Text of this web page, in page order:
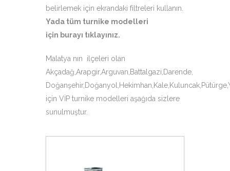
belirlemek için ekrandaki filtreleri kullanın.
Yada tüm turnike modelleri
için burayı tıklayınız.
Malatya nın ilçeleri olan
Akçadağ,Arapgir,Arguvan,Battalgazi,Darende,
için VİP turnike modelleri aşağıda sizlere
sunulmuştur.